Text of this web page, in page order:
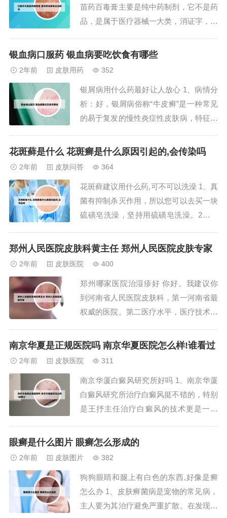
苗药百毒膏主要是纯中药制剂，它不是药
品，是属于医疗器械一大类，消证字，主
等，不含有激素的。是不含有激素的，如
真菌感染引起的皮炎（神经性皮炎、过敏
性皮炎、日光...
银血病口服药 银血病要吃饮食有哪些
2年前 皮肤用药 352
银屑病用什么药最好让人放心 1、病情分
析：好，银屑病俗称“牛皮癣”是一种常见
的易于复发的慢性炎症性皮肤病，特征性
鳞屑。2、第对于最常见的寻常型银屑
选择维生素D3衍生物药膏，还有维甲酸
类药膏，还...
花斑藓是什么 花斑癣是什么原因引起的,会传染吗
2年前 皮肤问答 364
花斑藓建议用什么药,可不可以洗澡 1、真
菌有抑制杀灭作用，所以您可以去买一块
硫磺皂洗澡，坚持用硫磺皂洗澡。2、花
克霉唑霜，或达克宁霜涂搽患处。涂搽前
病变范围的2倍，一般应连续涂2至3周。
3、指...
郑州人民医院皮肤科黄主任 郑州人民医院皮肤专家
2年前 皮肤医院 400
郑州哪家医院治湿疹好 你好。我建议你
到河南省人民医院皮肤科，第一河南省最
权威的医院。第二医疗水平，医疗技术等
三届科主任都是国家级的专家。激素缓解
来越大，副作用就大了。郑州看皮肤病好
的地方，是金...
南京华夏是正规医院吗 南京华夏医院怎么样!谁看过
2年前 皮肤医院 311
南京华厦白癜风研究所好吗 1、南京华厦
白癜风研究所治疗白癜风挺不错的，特别
是王抒主任治疗白癜风的技术更是一流
如果在江苏这边，建议你可以到南京华厦
糊，还有他们医院的王抒主任，人很和蔼
的，真的很好...
眼癣是什么图片 眼癣怎么形成的
2年前 皮肤图片 382
狗狗眼睛和腿上有白色的东西,好像是癣
怎么办 1、皮肤癣菌病是宠物的常见病，
主人要为其治疗避免严重扩散。在发现爱